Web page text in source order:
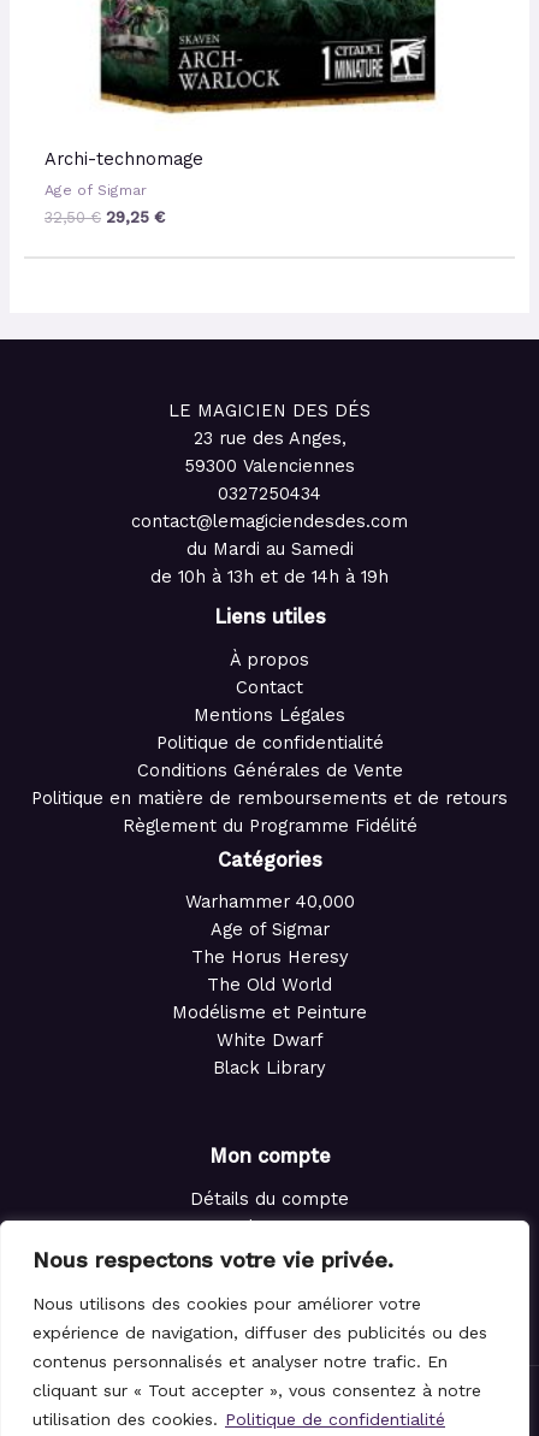
Nous respectons votre vie privée.
Nous utilisons des cookies pour améliorer votre
expérience de navigation, diffuser des publicités ou des
contenus personnalisés et analyser notre trafic. En
cliquant sur « Tout accepter », vous consentez à notre
utilisation des cookies. Politique de confidentialité
Archi-technomage
Age of Sigmar
32,50€ 29,25€
LE MAGICIEN DES DÉS
23 rue des Anges,
59300 Valenciennes
0327250434
contact@lemagiciendesdes.com
du Mardi au Samedi
de 10h à 13h et de 14h à 19h
Liens utiles
À propos
Contact
Mentions Légales
Politique de confidentialité
Conditions Générales de Vente
Politique en matière de remboursements et de retours
Règlement du Programme Fidélité
Catégories
Warhammer 40,000
Age of Sigmar
The Horus Heresy
The Old World
Modélisme et Peinture
White Dwarf
Black Library
Mon compte
Détails du compte
Adresses
Commandes
Panier
© 2021-2026 Le Magicien des Dés.